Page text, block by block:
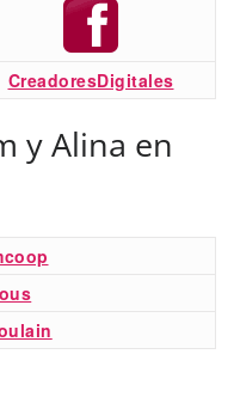
CreadoresDigitales
y Alina en